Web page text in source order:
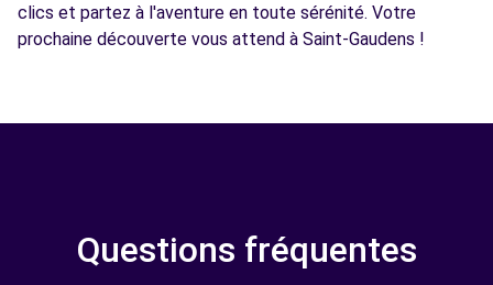
clics et partez à l'aventure en toute sérénité. Votre
prochaine découverte vous attend à Saint-Gaudens !
Questions fréquentes